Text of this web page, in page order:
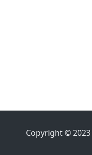
Copyright ©